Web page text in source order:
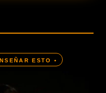
ESTO •